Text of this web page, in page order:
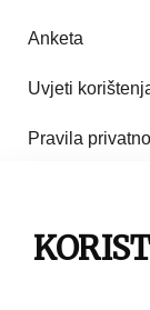
Anketa
Uvjeti
Pravila
Pravila